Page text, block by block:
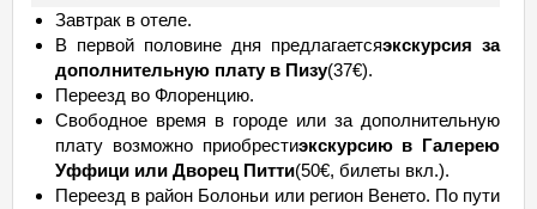
Завтрак в отеле.
В первой половине дня предлагаетсяэкскурсия за
дополнительную плату в Пизу(37€).
Переезд во Флоренцию.
Свободное время в городе или за дополнительную
плату возможно приобрестиэкскурсию в Галерею
Уффици или Дворец Питти(50€, билеты вкл.).
Переезд в район Болоньи или регион Венето. По пути